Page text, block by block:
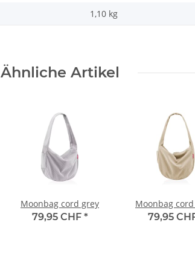
1,10 kg
Ähnliche Artikel
Moonbag cord grey
79,95 CHF *
Moonbag
79,95